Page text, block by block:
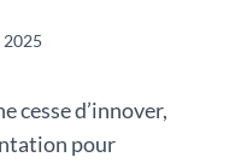
2025
cesse d’innover,
pour